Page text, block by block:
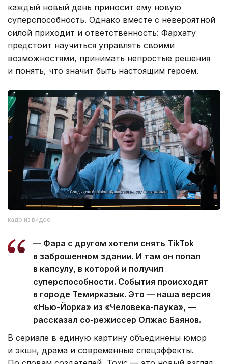
каждый новый день приносит ему новую
суперспособность. Однако вместе с невероятной
силой приходит и ответственность: Фархату
предстоит научиться управлять своими
возможностями, принимать непростые решения
и понять, что значит быть настоящим героем.
кадр из видео
— Фара с другом хотели снять TikTok
в заброшенном здании. И там он попал
в капсулу, в которой и получил
суперспособности. События происходят
в городе Темирказык. Это — наша версия
«Нью-Йорка» из «Человека-паука», —
рассказал со-режиссер Олжас Баянов.
В сериале в единую картину объединены юмор
и экшн, драма и современные спецэффекты.